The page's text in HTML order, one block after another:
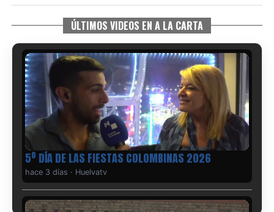
ÚLTIMOS VIDEOS EN A LA CARTA
5º DÍA DE LAS FIESTAS COLOMBINAS 2026
hace 3 días · Huelvatv